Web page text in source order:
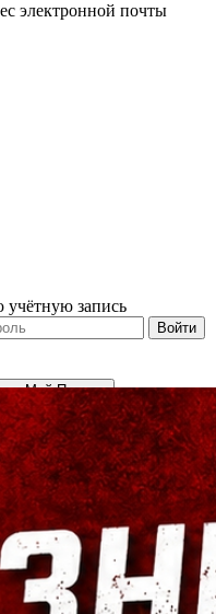
электронной почты
учётную запись